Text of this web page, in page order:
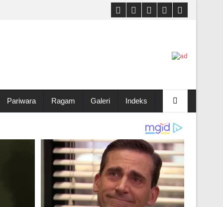
Pariwara Ragam Galeri Indeks